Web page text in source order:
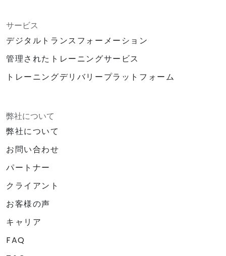
サービス
デジタルトランスフォーメーション
管理されたトレーニングサービス
トレーニングデリバリープラットフォーム
弊社について
弊社について
お問い合わせ
パートナー
クライアント
お客様の声
キャリア
FAQ